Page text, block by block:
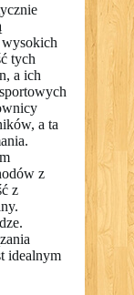
tych
a ich
a ta
z
z
idealnym